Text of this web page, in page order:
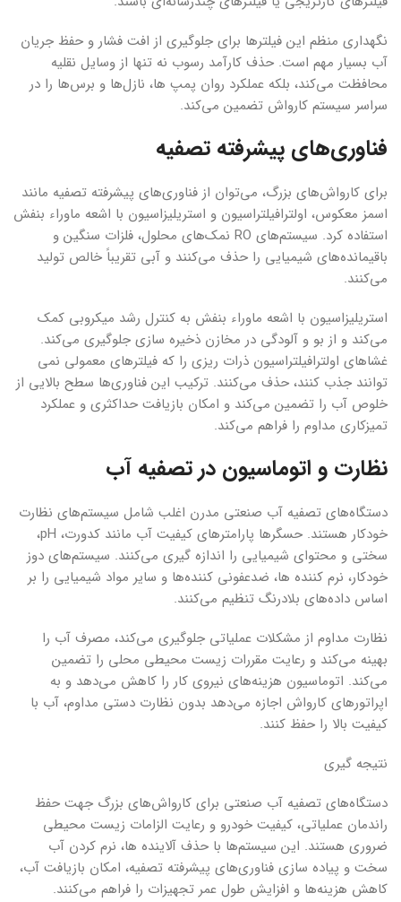
نگهداری منظم این فیلترها برای جلوگیری از افت فشار و حفظ جریان
آب بسیار مهم است. حذف کارآمد رسوب نه تنها از وسایل نقلیه
محافظت می‌کند، بلکه عملکرد روان پمپ ها، نازل‌ها و برس‌ها را در
سراسر سیستم کارواش تضمین می‌کند.
فناوری‌های پیشرفته تصفیه
برای کارواش‌های بزرگ، می‌توان از فناوری‌های پیشرفته تصفیه مانند
اسمز معکوس، اولترافیلتراسیون و استریلیزاسیون با اشعه ماوراء بنفش
استفاده کرد. سیستم‌های RO نمک‌های محلول، فلزات سنگین و
باقیمانده‌های شیمیایی را حذف می‌کنند و آبی تقریباً خالص تولید
می‌کنند.
استریلیزاسیون با اشعه ماوراء بنفش به کنترل رشد میکروبی کمک
می‌کند و از بو و آلودگی در مخازن ذخیره سازی جلوگیری می‌کند.
غشاهای اولترافیلتراسیون ذرات ریزی را که فیلترهای معمولی نمی
توانند جذب کنند، حذف می‌کنند. ترکیب این فناوری‌ها سطح بالایی از
خلوص آب را تضمین می‌کند و امکان بازیافت حداکثری و عملکرد
تمیزکاری مداوم را فراهم می‌کند.
نظارت و اتوماسیون در تصفیه آب
دستگاه‌های تصفیه آب صنعتی مدرن اغلب شامل سیستم‌های نظارت
خودکار هستند. حسگرها پارامترهای کیفیت آب مانند کدورت، pH،
سختی و محتوای شیمیایی را اندازه گیری می‌کنند. سیستم‌های دوز
خودکار، نرم کننده ها، ضدعفونی کننده‌ها و سایر مواد شیمیایی را بر
اساس داده‌های بلادرنگ تنظیم می‌کنند.
نظارت مداوم از مشکلات عملیاتی جلوگیری می‌کند، مصرف آب را
بهینه می‌کند و رعایت مقررات زیست محیطی محلی را تضمین
می‌کند. اتوماسیون هزینه‌های نیروی کار را کاهش می‌دهد و به
اپراتورهای کارواش اجازه می‌دهد بدون نظارت دستی مداوم، آب با
کیفیت بالا را حفظ کنند.
نتیجه گیری
دستگاه‌های تصفیه آب صنعتی برای کارواش‌های بزرگ جهت حفظ
راندمان عملیاتی، کیفیت خودرو و رعایت الزامات زیست محیطی
ضروری هستند. این سیستم‌ها با حذف آلاینده ها، نرم کردن آب
سخت و پیاده سازی فناوری‌های پیشرفته تصفیه، امکان بازیافت آب،
کاهش هزینه‌ها و افزایش طول عمر تجهیزات را فراهم می‌کنند.